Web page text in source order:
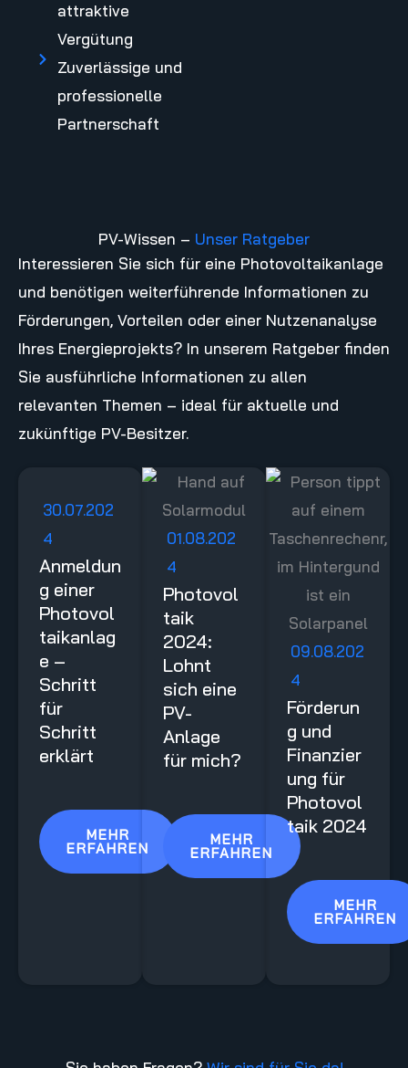
attraktive
Vergütung
Zuverlässige und
professionelle
Partnerschaft
PV-Wissen – Unser Ratgeber
Interessieren Sie sich für eine Photovoltaikanlage
und benötigen weiterführende Informationen zu
Förderungen, Vorteilen oder einer Nutzenanalyse
Ihres Energieprojekts? In unserem Ratgeber finden
Sie ausführliche Informationen zu allen
relevanten Themen – ideal für aktuelle und
zukünftige PV-Besitzer.
30.07.202
4
Anmeldun
g einer
Photovol
taikanlag
e –
Schritt
für
Schritt
erklärt
MEHR
ERFAHREN
01.08.202
4
Photovol
taik
2024:
Lohnt
sich eine
PV-
Anlage
für mich?
MEHR
ERFAHREN
09.08.202
4
Förderun
g und
Finanzier
ung für
Photovol
taik 2024
MEHR
ERFAHREN